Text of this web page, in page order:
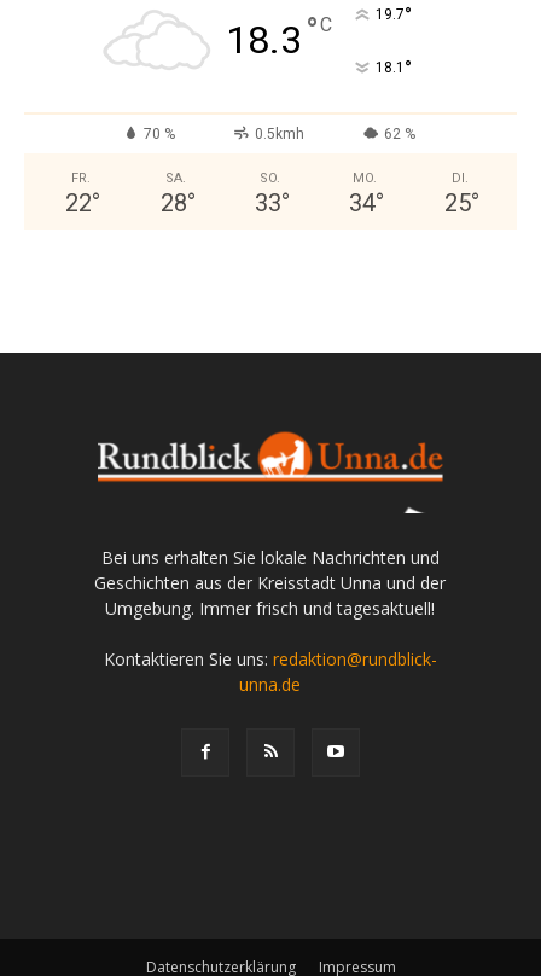
18.3 °C 19.7°
18.1 °
70 % 0.5kmh 62 %
FR.
22°
SA.
28°
SO.
33°
MO.
34°
DI.
25°
Bei uns erhalten Sie lokale Nachrichten und
Geschichten aus der Kreisstadt Unna und der
Umgebung. Immer frisch und tagesaktuell!
Kontaktieren Sie uns: redaktion@rundblick-
unna.de
Datenschutzerklärung Impressum